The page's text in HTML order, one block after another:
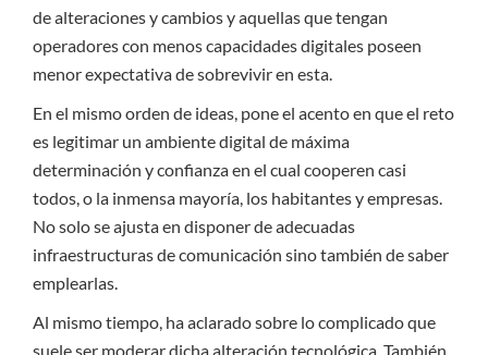
de alteraciones y cambios y aquellas que tengan
operadores con menos capacidades digitales poseen
menor expectativa de sobrevivir en esta.
En el mismo orden de ideas, pone el acento en que el reto
es legitimar un ambiente digital de máxima
determinación y confianza en el cual cooperen casi
todos, o la inmensa mayoría, los habitantes y empresas.
No solo se ajusta en disponer de adecuadas
infraestructuras de comunicación sino también de saber
emplearlas.
Al mismo tiempo, ha aclarado sobre lo complicado que
suele ser moderar dicha alteración tecnológica. También,